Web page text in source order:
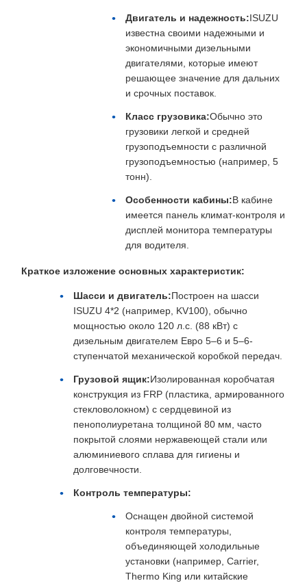
Двигатель и надежность:ISUZU
известна своими надежными и
экономичными дизельными
двигателями, которые имеют
решающее значение для дальних
и срочных поставок.
Класс грузовика:Обычно это
грузовики легкой и средней
грузоподъемности с различной
грузоподъемностью (например, 5
тонн).
Особенности кабины:В кабине
имеется панель климат-контроля и
дисплей монитора температуры
для водителя.
Краткое изложение основных характеристик:
Шасси и двигатель:Построен на шасси
ISUZU 4*2 (например, KV100), обычно
мощностью около 120 л.с. (88 кВт) с
дизельным двигателем Евро 5–6 и 5–6-
ступенчатой ​​механической коробкой передач.
Грузовой ящик:Изолированная коробчатая
конструкция из FRP (пластика, армированного
стекловолокном) с сердцевиной из
пенополиуретана толщиной 80 мм, часто
покрытой слоями нержавеющей стали или
алюминиевого сплава для гигиены и
долговечности.
Контроль температуры:
Оснащен двойной системой
контроля температуры,
объединяющей холодильные
установки (например, Carrier,
Thermo King или китайские